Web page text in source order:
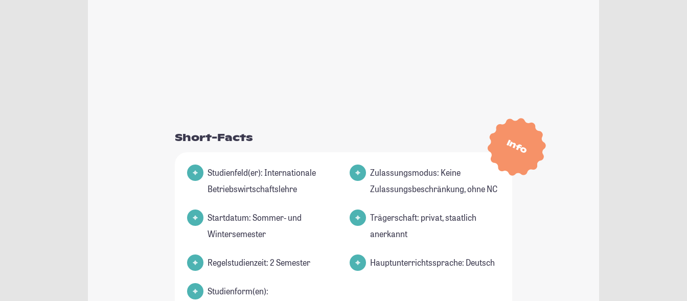
Info
Short-Facts
Studienfeld(er): Internationale
Betriebswirtschaftslehre
Startdatum: Sommer- und
Wintersemester
Regelstudienzeit: 2 Semester
Studienform(en):
Zulassungsmodus: Keine
Zulassungsbeschränkung, ohne NC
Trägerschaft: privat, staatlich
anerkannt
Hauptunterrichtssprache: Deutsch